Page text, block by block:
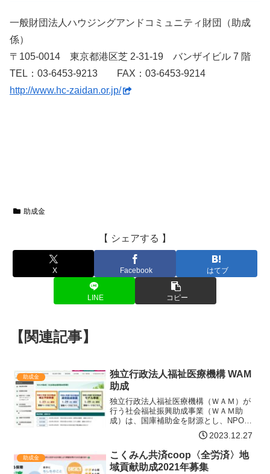
一般財団法人ハウジングアンドコミュニティ財団（助成
係）
〒105-0014 東京都港区芝 2-31-19 バンザイビル 7 階
TEL：03-6453-9213 FAX：03-6453-9214
http://www.hc-zaidan.or.jp/
助成金
【 シェアする 】
X Facebook はてブ
LINE コピー
【関連記事】
助成金
独立行政法人福祉医療機構 WAM
助成
独立行政法人福祉医療機構（ＷＡＭ）が
行う社会福祉振興助成事業（ＷＡＭ助
成）は、国庫補助金を財源とし、NPOや
ボランティア団体などが行う民間福祉活
動を対象とした助成金制度です。高齢
者・障害者などが地域のつながりの中で
自立した生活を送り、また、…【詳細は
コチラ】
2023.12.27
助成金
こくみん共済coop〈全労済〉地
域貢献助成2021年募集